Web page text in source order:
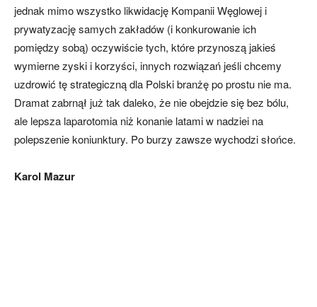
jednak mimo wszystko likwidację Kompanii Węglowej i
prywatyzację samych zakładów (i konkurowanie ich
pomiędzy sobą) oczywiście tych, które przynoszą jakieś
wymierne zyski i korzyści, innych rozwiązań jeśli chcemy
uzdrowić tę strategiczną dla Polski branżę po prostu nie ma.
Dramat zabrnął już tak daleko, że nie obejdzie się bez bólu,
ale lepsza laparotomia niż konanie latami w nadziei na
polepszenie koniunktury. Po burzy zawsze wychodzi słońce.
Karol Mazur